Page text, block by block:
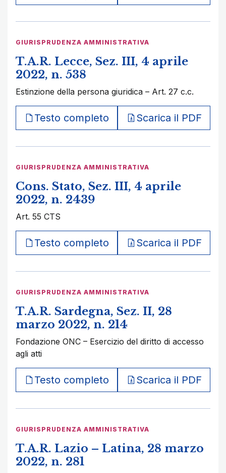
GIURISPRUDENZA AMMINISTRATIVA
T.A.R. Lecce, Sez. III, 4 aprile
2022, n. 538
Estinzione della persona giuridica – Art. 27 c.c.
Testo completo Scarica il PDF
GIURISPRUDENZA AMMINISTRATIVA
Cons. Stato, Sez. III, 4 aprile
2022, n. 2439
Art. 55 CTS
Testo completo Scarica il PDF
GIURISPRUDENZA AMMINISTRATIVA
T.A.R. Sardegna, Sez. II, 28
marzo 2022, n. 214
Fondazione ONC – Esercizio del diritto di accesso
agli atti
Testo completo Scarica il PDF
GIURISPRUDENZA AMMINISTRATIVA
T.A.R. Lazio – Latina, 28 marzo
2022, n. 281